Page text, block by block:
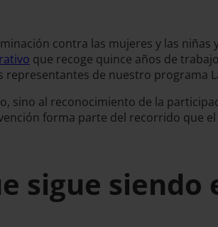
contra las mujeres y las
que recoge quince años de
de nuestro programa
sino al reconocimiento de la
forma parte del recorrido que
sigue